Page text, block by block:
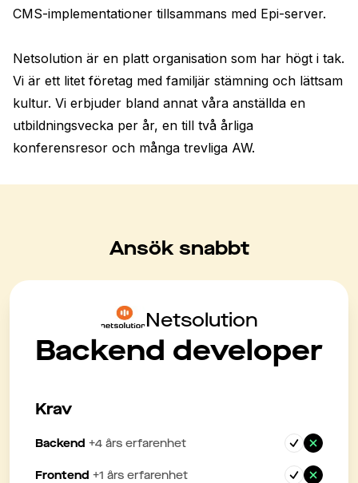
CMS-implementationer tillsammans med Epi-server.
Netsolution är en platt organisation som har högt i tak.
Vi är ett litet företag med familjär stämning och lättsam
kultur. Vi erbjuder bland annat våra anställda en
utbildningsvecka per år, en till två årliga
konferensresor och många trevliga AW.
Ansök snabbt
Netsolution
Backend developer
Krav
Backend +4 års erfarenhet
Frontend +1 års erfarenhet